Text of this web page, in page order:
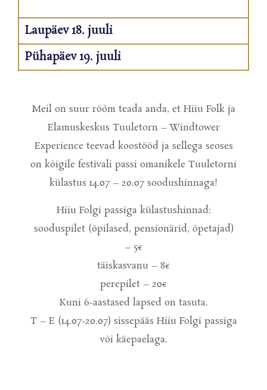
Laupäev 18. juuli
Pühapäev 19. juuli
Meil on suur rõõm teada anda, et Hiiu Folk ja
Elamuskeskus Tuuletorn – Windtower
Experience teevad koostööd ja sellega seoses
on kõigile festivali passi omanikele Tuuletorni
külastus 14.07 – 20.07 soodushinnaga!
Hiiu Folgi passiga külastushinnad:
sooduspilet (õpilased, pensionärid, õpetajad)
– 5€
täiskasvanu – 8€
perepilet – 20€
Kuni 6-aastased lapsed on tasuta.
T – E (14.07-20.07) sissepääs Hiiu Folgi passiga
või käepaelaga.